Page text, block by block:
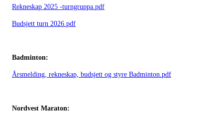
Rekneskap 2025 -turngruppa.pdf
Budsjett turn 2026.pdf
Badminton:
Årsmelding, rekneskap, budsjett og styre Badminton.pdf
Nordvest Maraton: